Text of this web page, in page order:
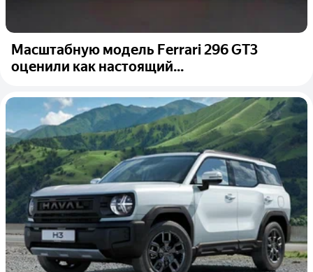
Масштабную модель Ferrari 296 GT3
оценили как настоящий...